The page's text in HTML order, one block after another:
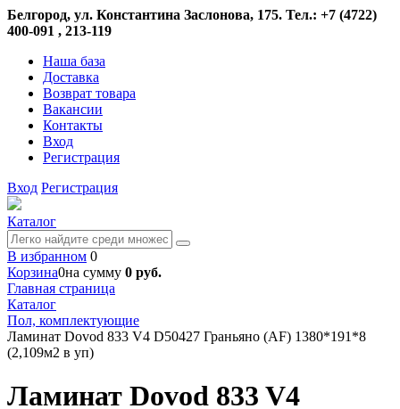
Белгород, ул. Константина Заслонова, 175. Тел.: +7 (4722)
400-091 , 213-119
Наша база
Доставка
Возврат товара
Вакансии
Контакты
Вход
Регистрация
Вход Регистрация
Каталог
В избранном 0
Корзина0на сумму 0 руб.
Главная страница
Каталог
Пол, комплектующие
Ламинат Dovod 833 V4 D50427 Граньяно (AF) 1380*191*8
(2,109м2 в уп)
Ламинат Dovod 833 V4